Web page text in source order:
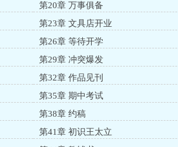
第20章 万事俱备
第23章 文具店开业
第26章 等待开学
第29章 冲突爆发
第32章 作品见刊
第35章 期中考试
第38章 约稿
第41章 初识王太立